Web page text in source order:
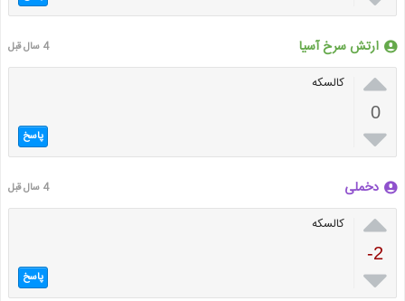
ارتش سرخ آسیا 4 سال قبل

0

کالسکه
پاسخ
دخملی 4 سال قبل

-2

کالسکه
پاسخ